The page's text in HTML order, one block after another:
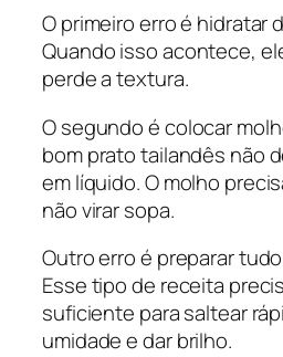
O primeiro erro é hidratar
Quando isso acontece,
perde a textura.
O segundo é colocar
bom prato tailandês não
em líquido. O molho
não virar sopa.
Outro erro é preparar
Esse tipo de receita
suficiente para saltear
umidade e dar brilho.